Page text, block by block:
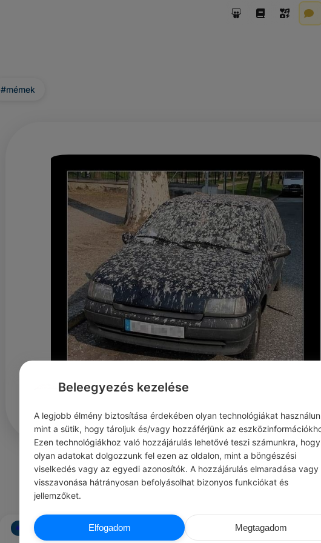
#mémek
0 0 0
#AJÁNLOTT NAPI JÓCSELEKEDET #IDÉZETEK MOTIVÁCIÓ
Beleegyezés kezelése
A legjobb élmény biztosítása érdekében olyan technológiákat
mint a sütik, hogy tároljuk és/vagy hozzáférjünk az
Ezen technológiákhoz való hozzájárulás lehetővé teszi számunkra, hogy
olyan adatokat dolgozzunk fel ezen az oldalon, mint a böngészési
viselkedés vagy az egyedi azonosítók. A hozzájárulás elmaradása vagy
visszavonása hátrányosan befolyásolhat bizonyos funkciókat és
jellemzőket.
Elfogadom Megtagadom